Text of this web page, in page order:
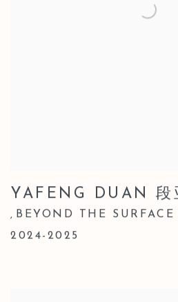
YAFENG DUAN 段
, BEYOND THE
2024-2025